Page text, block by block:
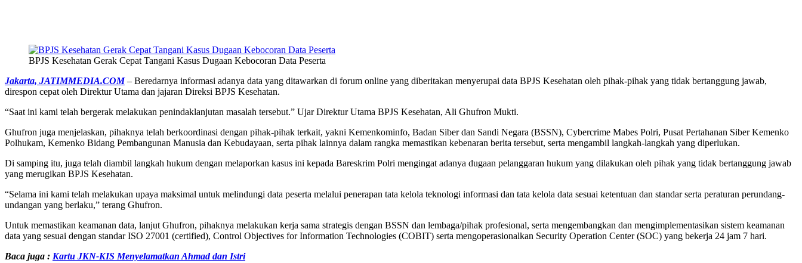
BPJS Kesehatan Gerak Cepat Tangani Kasus Dugaan Kebocoran Data Peserta
Jakarta, JATIMMEDIA.COM– Beredarnya informasi adanya data yang ditawarkan di forum online yang diberitakan menyerupai data BPJS Kesehatan oleh pihak-pihak yang tidak bertanggung jawab,
direspon cepat oleh Direktur Utama dan jajaran Direksi BPJS Kesehatan.
“Saat ini kami telah bergerak melakukan penindaklanjutan masalah tersebut.” Ujar Direktur Utama BPJS Kesehatan, Ali Ghufron Mukti.
Ghufron juga menjelaskan, pihaknya telah berkoordinasi dengan pihak-pihak terkait, yakni Kemenkominfo, Badan Siber dan Sandi Negara (BSSN), Cybercrime Mabes Polri, Pusat Pertahanan Siber Kemenko
Polhukam, Kemenko Bidang Pembangunan Manusia dan Kebudayaan, serta pihak lainnya dalam rangka memastikan kebenaran berita tersebut, serta mengambil langkah-langkah yang diperlukan.
Di samping itu, juga telah diambil langkah hukum dengan melaporkan kasus ini kepada Bareskrim Polri mengingat adanya dugaan pelanggaran hukum yang dilakukan oleh pihak yang tidak bertanggung jawab
yang merugikan BPJS Kesehatan.
“Selama ini kami telah melakukan upaya maksimal untuk melindungi data peserta melalui penerapan tata kelola teknologi informasi dan tata kelola data sesuai ketentuan dan standar serta peraturan perundang-
undangan yang berlaku,” terang Ghufron.
Untuk memastikan keamanan data, lanjut Ghufron, pihaknya melakukan kerja sama strategis dengan BSSN dan lembaga/pihak profesional, serta mengembangkan dan mengimplementasikan sistem keamanan
data yang sesuai dengan standar ISO 27001 (certified), Control Objectives for Information Technologies (COBIT) serta mengoperasionalkan Security Operation Center (SOC) yang bekerja 24 jam 7 hari.
Baca juga : Kartu JKN-KIS Menyelamatkan Ahmad dan Istri